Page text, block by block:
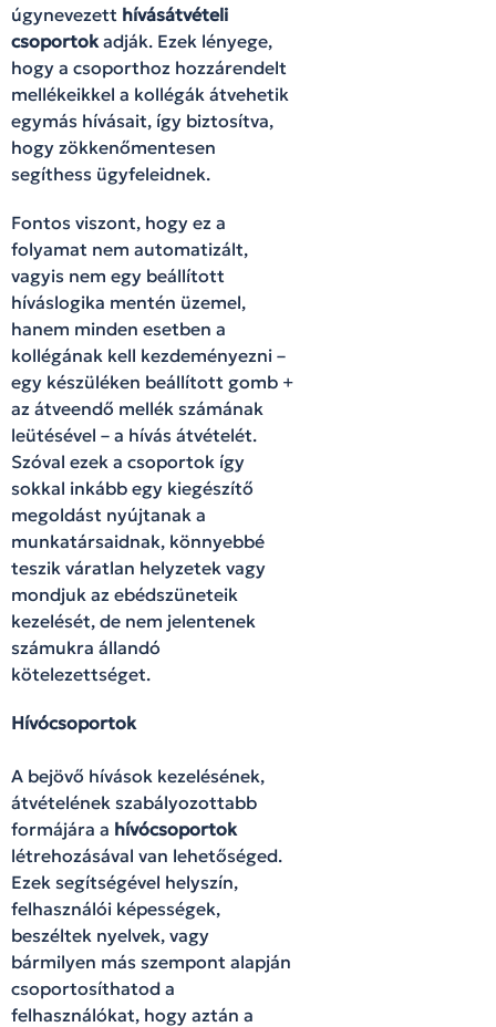
úgynevezett hívásátvételi
csoportok adják. Ezek lényege,
hogy a csoporthoz hozzárendelt
mellékeikkel a kollégák átvehetik
egymás hívásait, így biztosítva,
hogy zökkenőmentesen
segíthess ügyfeleidnek.
Fontos viszont, hogy ez a
folyamat nem automatizált,
vagyis nem egy beállított
híváslogika mentén üzemel,
hanem minden esetben a
kollégának kell kezdeményezni –
egy készüléken beállított gomb +
az átveendő mellék számának
leütésével – a hívás átvételét.
Szóval ezek a csoportok így
sokkal inkább egy kiegészítő
megoldást nyújtanak a
munkatársaidnak, könnyebbé
teszik váratlan helyzetek vagy
mondjuk az ebédszüneteik
kezelését, de nem jelentenek
számukra állandó
kötelezettséget.
Hívócsoportok
A bejövő hívások kezelésének,
átvételének szabályozottabb
formájára a hívócsoportok
létrehozásával van lehetőséged.
Ezek segítségével helyszín,
felhasználói képességek,
beszéltek nyelvek, vagy
bármilyen más szempont alapján
csoportosíthatod a
felhasználókat, hogy aztán a